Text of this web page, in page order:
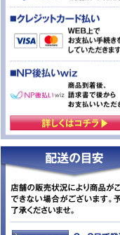
ーカーEX 光の
ー
在庫なし
GSIクレオ
Mr.サー
スプレー
608円